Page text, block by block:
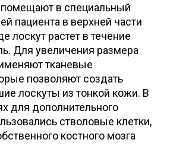
помещают в специальный
пациента в верхней части
лоскут растет в течение
Для увеличения размера
тканевые
позволяют создать
лоскуты из тонкой кожи. В
для дополнительного
стволовые клетки,
костного мозга